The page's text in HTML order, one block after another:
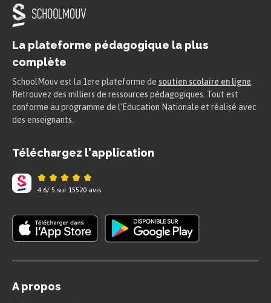
La plateforme pédagogique la plus
complète
SchoolMouv est la 1ere plateforme de soutien scolaire en ligne
Retrouvez des milliers de ressources pédagogiques. Tout est
conforme au programme de l'Education Nationale et réalisé avec
des enseignants.
Téléchargez l'application
4.6/ 5 sur 15520 avis
A propos